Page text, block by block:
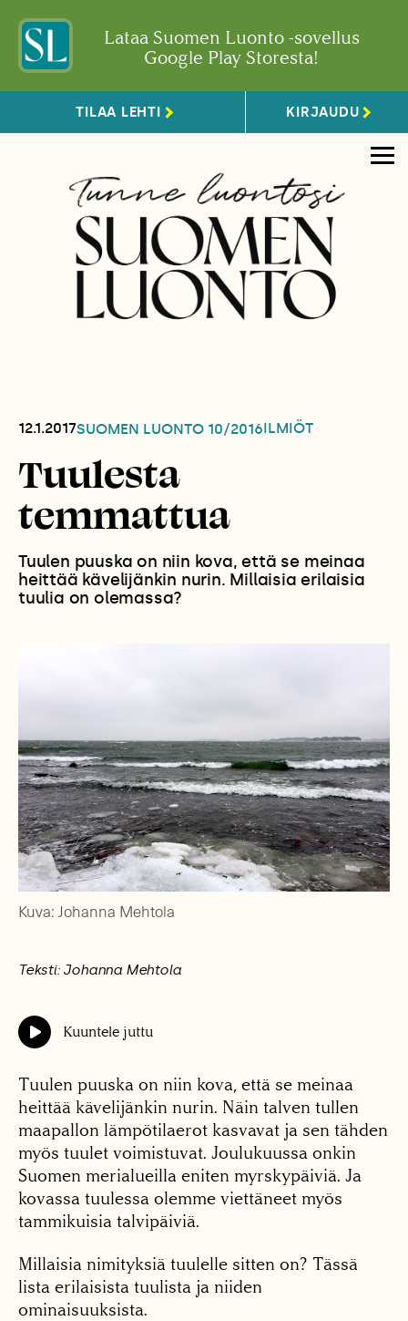
Lataa Suomen Luonto -sovellus
Google Play Storesta!
TILAA LEHTI KIRJAUDU
12.1.2017SUOMEN LUONTO 10/2016ILMIÖT
Tuulesta
temmattua
Tuulen puuska on niin kova, että se meinaa
heittää kävelijänkin nurin. Millaisia erilaisia
tuulia on olemassa?
Kuva: Johanna Mehtola
Teksti: Johanna Mehtola
Kuuntele juttu
Tuulen puuska on niin kova, että se meinaa
heittää kävelijänkin nurin. Näin talven tullen
maapallon lämpötilaerot kasvavat ja sen tähden
myös tuulet voimistuvat. Joulukuussa onkin
Suomen merialueilla eniten myrskypäiviä. Ja
kovassa tuulessa olemme viettäneet myös
tammikuisia talvipäiviä.
Millaisia nimityksiä tuulelle sitten on? Tässä
lista erilaisista tuulista ja niiden
ominaisuuksista.